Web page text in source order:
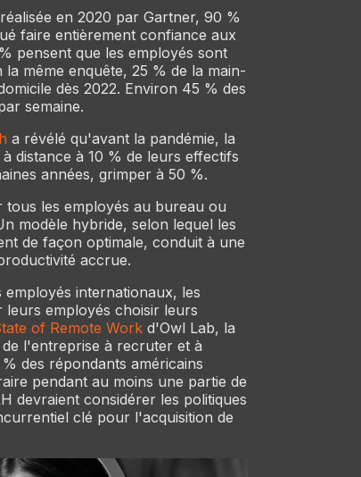
en 2020 par Gartner, 90 %
faire entièrement confiance aux
pensent que les employés sont
même enquête, 25 % de la main-
dès 2022. Environ 45 % des
semaine.
a révélé qu'avant la pandémie, la
distance à 10 % de leurs effectifs
années, grimper à 50 %.
les employés au bureau ou
modèle hybride, selon lequel les
de façon optimale, conduit à une
accrue.
internationaux, les
leurs employés choisir leurs
of Remote Work d'Owl Lab, la
l'entreprise à recruter et à
des répondants américains
pendant au moins une partie de
devraient considérer les politiques
clé pour l'acquisition de